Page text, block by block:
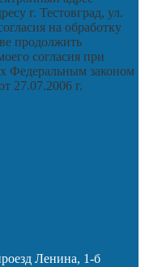
г. Тестовград, ул.
на обработку
продолжить
согласия при
Федеральным законом
27.07.2006 г.
Ленина, 1-б